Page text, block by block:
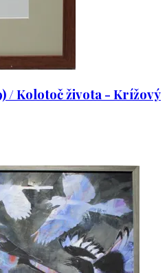
/ Kolotoč života - Krížový